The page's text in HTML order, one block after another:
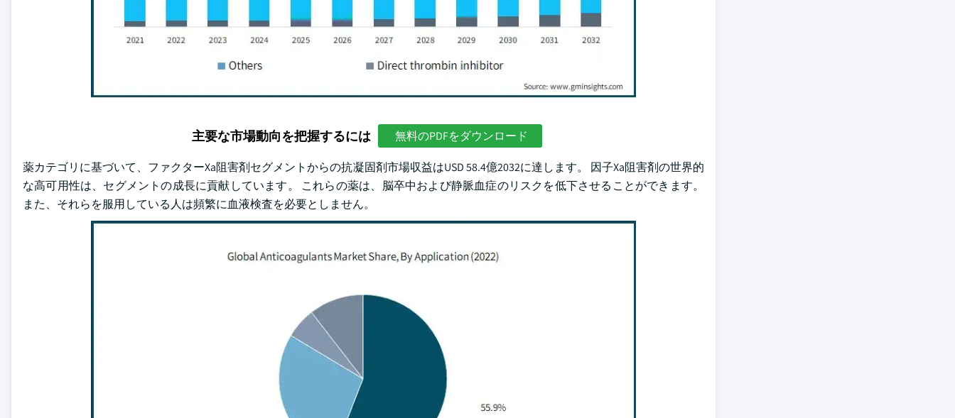
主要な市場動向を把握するには 無料のPDFをダウンロード
薬カテゴリに基づいて、ファクターXa阻害剤セグメントからの抗凝固剤市場収益はUSD 58.4億2032に達します。 因子Xa阻害剤の世界的
な高可用性は、セグメントの成長に貢献しています。 これらの薬は、脳卒中および静脈血症のリスクを低下させることができます。
また、それらを服用している人は頻繁に血液検査を必要としません。